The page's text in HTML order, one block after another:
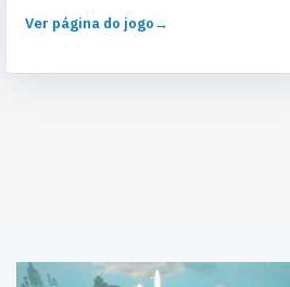
Ver página do jogo→